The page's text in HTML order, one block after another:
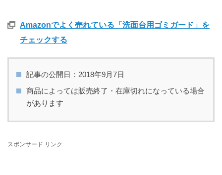
Amazonでよく売れている「洗面台用ゴミガード」を
チェックする
記事の公開日：2018年9月7日
商品によっては販売終了・在庫切れになっている場合
があります
スポンサード リンク